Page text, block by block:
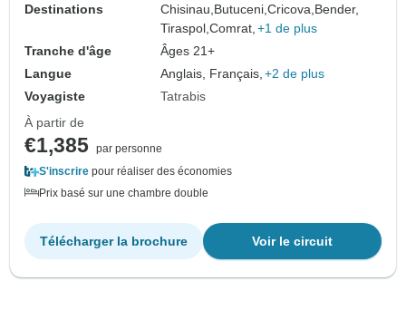
Destinations
Chisinau, Butuceni,Cricova, Bender,
Tiraspol,Comrat, +1 de plus
Tranche d'âge
Âges 21+
Langue
Anglais, Français, +2 de plus
Voyagiste
Tatrabis
À partir de
€1,385 par personne
S'inscrire pour réaliser des économies
Prix basé sur une chambre double
Voir le circuit
Télécharger la brochure